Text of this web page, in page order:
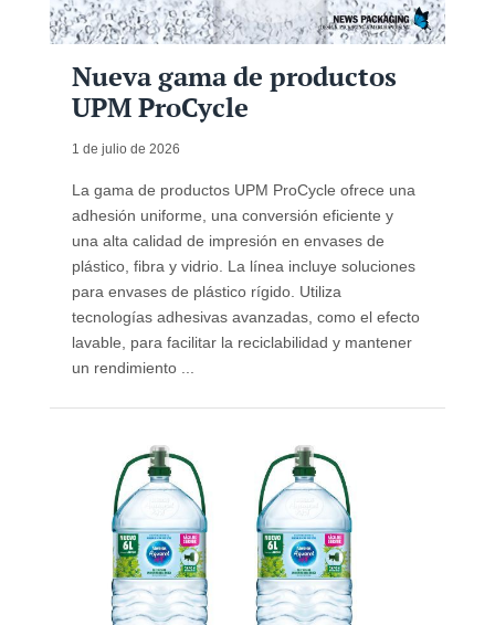
Nueva gama de productos
UPM ProCycle
1 de julio de 2026
La gama de productos UPM ProCycle ofrece una
adhesión uniforme, una conversión eficiente y
una alta calidad de impresión en envases de
plástico, fibra y vidrio. La línea incluye soluciones
para envases de plástico rígido. Utiliza
tecnologías adhesivas avanzadas, como el efecto
lavable, para facilitar la reciclabilidad y mantener
un rendimiento ...